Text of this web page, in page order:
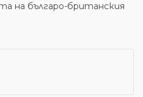
на българо-британския